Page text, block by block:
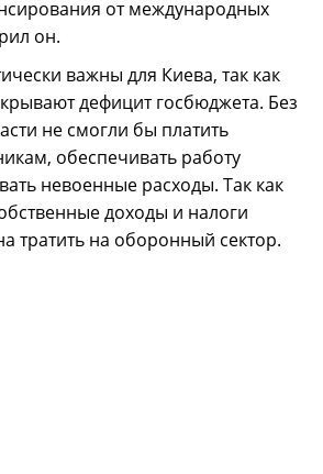
от международных
он.
важны для Киева, так как
дефицит госбюджета. Без
не смогли бы платить
обеспечивать работу
невоенные расходы. Так как
доходы и налоги
тратить на оборонный сектор.